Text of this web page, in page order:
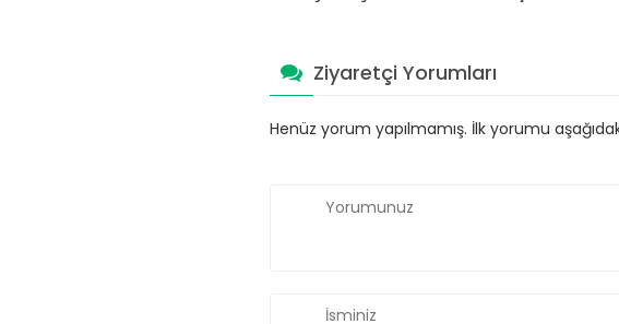
Ziyaretçi Yorumları
Henüz yorum yapılmamış. İlk yorumu